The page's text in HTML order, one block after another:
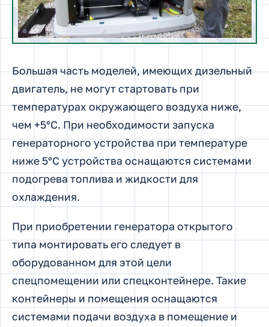
Большая часть моделей, имеющих дизельный
двигатель, не могут стартовать при
температурах окружающего воздуха ниже,
чем +5°С. При необходимости запуска
генераторного устройства при температуре
ниже 5°С устройства оснащаются системами
подогрева топлива и жидкости для
охлаждения.
При приобретении генератора открытого
типа монтировать его следует в
оборудованном для этой цели
спецпомещении или спецконтейнере. Такие
контейнеры и помещения оснащаются
системами подачи воздуха в помещение и